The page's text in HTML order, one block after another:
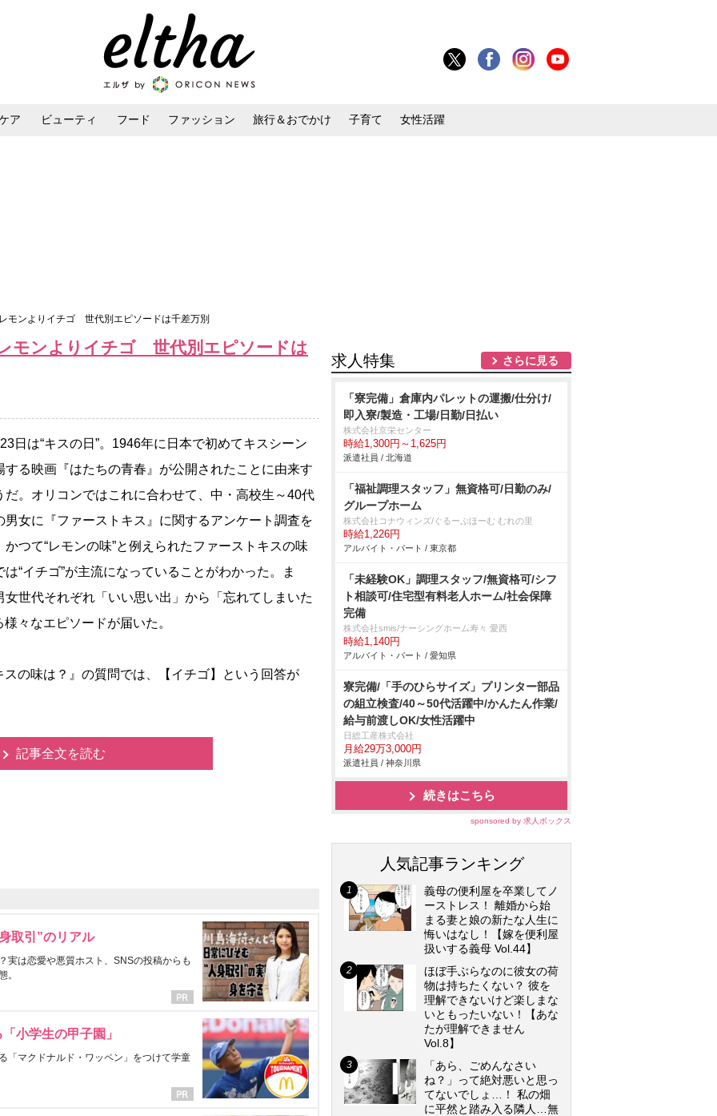
ア ビューティ フード ファッション 旅行＆おでかけ 子育て 女性活躍
モンよりイチゴ 世代別エピソードは千差万別
モンよりイチゴ 世代別エピソードは
は“キスの日”。1946年に日本で初めてキスシーン
する映画『はたちの青春』が公開されたことに由来す
だ。オリコンではこれに合わせて、中・高校生～40代
男女に『ファーストキス』に関するアンケート調査を
かつて“レモンの味”と例えられたファーストキスの味
は“イチゴ”が主流になっていることがわかった。ま
女世代それぞれ「いい思い出」から「忘れてしまいた
々なエピソードが届いた。
の味は？』の質問では、【イチゴ】という回答が
記事全文を読む
取引”のリアル
実は恋愛や悪質ホスト、SNSの投稿からも
。
小学生の甲子園」
「マクドナルド・ワッペン」をつけて学童
求人特集 さらに見る
「寮完備」倉庫内パレットの運搬/仕分け/
即入寮/製造・工場/日勤/日払い
株式会社京栄センター
時給1,300円～1,625円
派遣社員 / 北海道
「福祉調理スタッフ」無資格可/日勤のみ/
グループホーム
株式会社コナウィンズ/ぐるーぷほーむ むれの里
時給1,226円
アルバイト・パート / 東京都
「未経験OK」調理スタッフ/無資格可/シフ
ト相談可/住宅型有料老人ホーム/社会保障
完備
株式会社smis/ナーシングホーム寿々 愛西
時給1,140円
アルバイト・パート / 愛知県
寮完備/「手のひらサイズ」プリンター部品
の組立検査/40～50代活躍中/かんたん作業/
給与前渡しOK/女性活躍中
日総工産株式会社
月給29万3,000円
派遣社員 / 神奈川県
続きはこちら
sponsored by 求人ボックス
人気記事ランキング
義母の便利屋を卒業してノ
ーストレス！ 離婚から始
まる妻と娘の新たな人生に
悔いはなし！【嫁を便利屋
扱いする義母 Vol.44】
ほぼ手ぶらなのに彼女の荷
物は持ちたくない？ 彼を
理解できないけど楽しまな
いともったいない！【あな
たが理解できません
Vol.8】
「あら、ごめんなさい
ね？」って絶対悪いと思っ
てないでしょ…！ 私の畑
に平然と踏み入る隣人…無